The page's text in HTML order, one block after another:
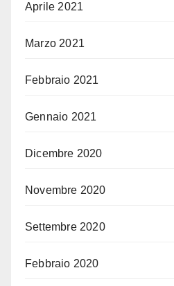
Aprile 2021
Marzo 2021
Febbraio 2021
Gennaio 2021
Dicembre 2020
Novembre 2020
Settembre 2020
Febbraio 2020